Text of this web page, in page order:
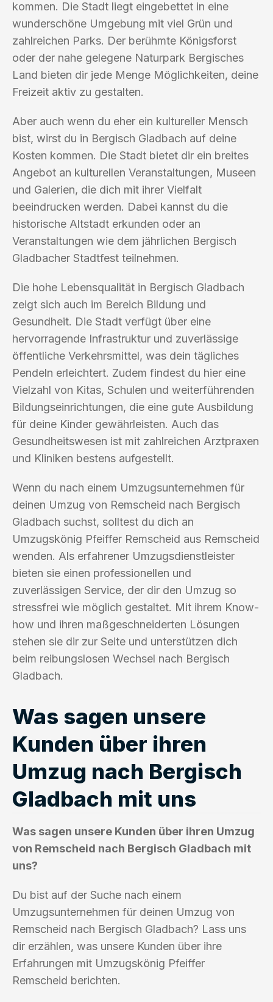
kommen. Die Stadt liegt eingebettet in eine
wunderschöne Umgebung mit viel Grün und
zahlreichen Parks. Der berühmte Königsforst
oder der nahe gelegene Naturpark Bergisches
Land bieten dir jede Menge Möglichkeiten, deine
Freizeit aktiv zu gestalten.
Aber auch wenn du eher ein kultureller Mensch
bist, wirst du in Bergisch Gladbach auf deine
Kosten kommen. Die Stadt bietet dir ein breites
Angebot an kulturellen Veranstaltungen, Museen
und Galerien, die dich mit ihrer Vielfalt
beeindrucken werden. Dabei kannst du die
historische Altstadt erkunden oder an
Veranstaltungen wie dem jährlichen Bergisch
Gladbacher Stadtfest teilnehmen.
Die hohe Lebensqualität in Bergisch Gladbach
zeigt sich auch im Bereich Bildung und
Gesundheit. Die Stadt verfügt über eine
hervorragende Infrastruktur und zuverlässige
öffentliche Verkehrsmittel, was dein tägliches
Pendeln erleichtert. Zudem findest du hier eine
Vielzahl von Kitas, Schulen und weiterführenden
Bildungseinrichtungen, die eine gute Ausbildung
für deine Kinder gewährleisten. Auch das
Gesundheitswesen ist mit zahlreichen Arztpraxen
und Kliniken bestens aufgestellt.
Wenn du nach einem Umzugsunternehmen für
deinen Umzug von Remscheid nach Bergisch
Gladbach suchst, solltest du dich an
Umzugskönig Pfeiffer Remscheid aus Remscheid
wenden. Als erfahrener Umzugsdienstleister
bieten sie einen professionellen und
zuverlässigen Service, der dir den Umzug so
stressfrei wie möglich gestaltet. Mit ihrem Know-
how und ihren maßgeschneiderten Lösungen
stehen sie dir zur Seite und unterstützen dich
beim reibungslosen Wechsel nach Bergisch
Gladbach.
Was sagen unsere
Kunden über ihren
Umzug nach Bergisch
Gladbach mit uns
Was sagen unsere Kunden über ihren Umzug
von Remscheid nach Bergisch Gladbach mit
uns?
Du bist auf der Suche nach einem
Umzugsunternehmen für deinen Umzug von
Remscheid nach Bergisch Gladbach? Lass uns
dir erzählen, was unsere Kunden über ihre
Erfahrungen mit Umzugskönig Pfeiffer
Remscheid berichten.